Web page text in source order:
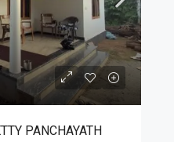
PANCHAYATH